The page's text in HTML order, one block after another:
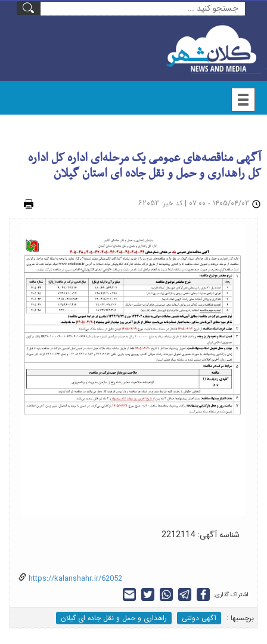
آگهی مناقصه‌ها‌ی عمومی یک مرحله‌ای اداره کل اداره
کل راهداری و حمل و نقل جاده ای استان گیلان
| کد خبر: ۶۲۰۵۲
شناسه آگهی: 2212114
https://kalanshahr.ir/62052
اشتراک گذاری:
برچسب‎ها : آگهی دولتی راهداری و حمل و نقل جاده ای گیلان